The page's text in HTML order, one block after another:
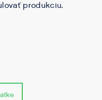
produkciu.